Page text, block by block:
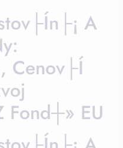
A
Cenov├í
Fond┼» EU